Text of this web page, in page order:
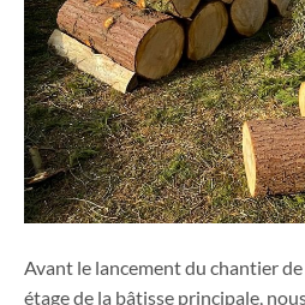
Avant le lancement du chantier
étage de la bâtisse principale,